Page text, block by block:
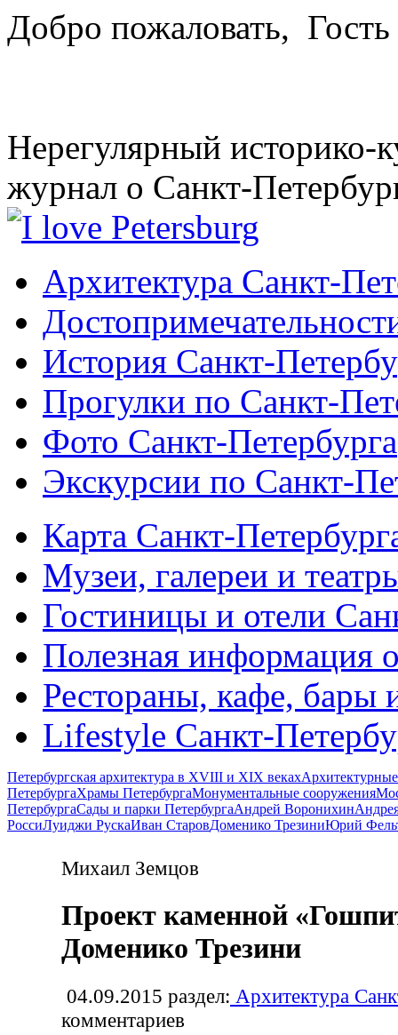
Добро пожаловать, Гость
Нерегулярный историко-
журнал о Санкт-
Архитектура Санкт-
История Санкт-
Прогулки по Санкт-
Фото Санкт-Петербурга
Экскурсии по Санкт-
Карта Санкт-
Музеи, галереи и
Гостиницы и отели
Полезная информация
Рестораны, кафе, бары
Lifestyle Санкт-
Петербургская архитектура в XVIII и XIX веках
ПетербургаХрамы ПетербургаМонументальные сооружения
ПетербургаСады и парки ПетербургаАндрей Воронихин
РоссиЛуиджи РускаИван СтаровДоменико ТрезиниЮрий
Михаил Земцов
Проект каменной
Доменико Трезини
04.09.2015 раздел: Архитектура
комментариев